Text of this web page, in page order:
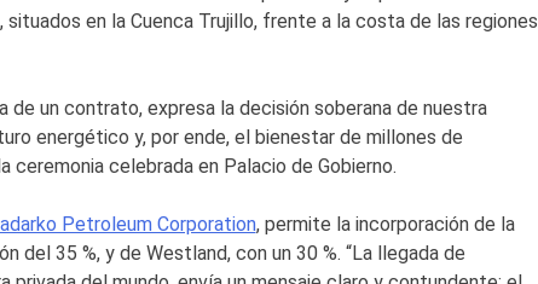
en la Cuenca Trujillo, frente a la costa de las regiones
un contrato, expresa la decisión soberana de nuestra
energético y, por ende, el bienestar de millones de
ceremonia celebrada en Palacio de Gobierno.
Petroleum Corporation, permite la incorporación de la
del 35 %, y de Westland, con un 30 %. “La llegada de